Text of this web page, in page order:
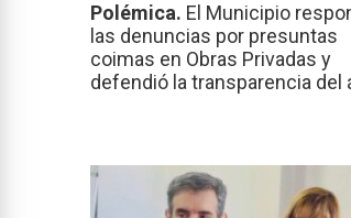
Polémica. El Municipio
las denuncias por presuntas
coimas en Obras Privadas y
defendió la transparencia del